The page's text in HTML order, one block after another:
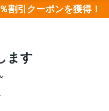
割引クーポンを獲得！
ます